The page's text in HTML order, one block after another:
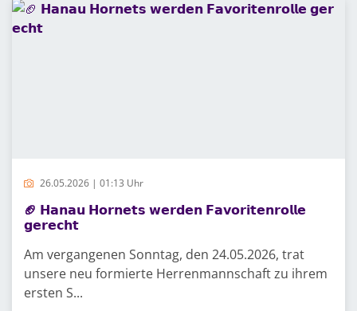
26.05.2026 | 01:13 Uhr
🏈 𝗛𝗮𝗻𝗮𝘂 𝗛𝗼𝗿𝗻𝗲𝘁𝘀 𝘄𝗲𝗿𝗱𝗲𝗻 𝗙𝗮𝘃𝗼𝗿𝗶𝘁𝗲𝗻𝗿𝗼𝗹𝗹𝗲
𝗴𝗲𝗿𝗲𝗰𝗵𝘁
Am vergangenen Sonntag, den 24.05.2026, trat
unsere neu formierte Herrenmannschaft zu ihrem
ersten S...